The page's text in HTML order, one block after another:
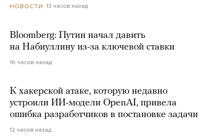
НОВОСТИ 13 часов назад
Bloomberg: Путин начал давить
на Набиуллину из-за ключевой ставки
16 часов назад
К хакерской атаке, которую недавно
устроили ИИ-модели OpenAI, привела
ошибка разработчиков в постановке задачи
12 часов назад